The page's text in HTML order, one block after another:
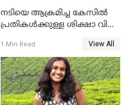
നടിയെ ആക്രമിച്ച കേസില്‍
പ്രതികള്‍ക്കുള്ള ശിക്ഷാ വിധി
1 Min Read View All